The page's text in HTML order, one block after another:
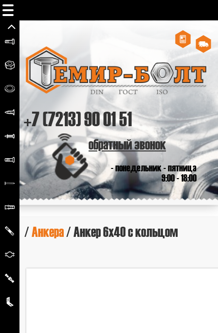
- понедельник - пятница
9:00 - 18:00
+7 (7213) 90 01 51
обратный звонок
/Анкера / Анкер 6х40 с кольцом